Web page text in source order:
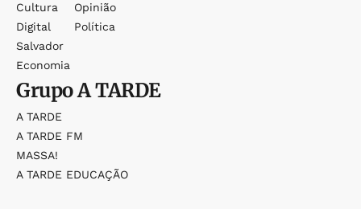
Cultura
Digital
Salvador
Economia
Opinião
Política
GrupoA TARDE
A TARDE
A TARDE FM
MASSA!
A TARDE EDUCAÇÃO